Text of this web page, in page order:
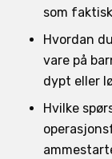
som
Hvordan
vare på
dypt eller
Hvilke